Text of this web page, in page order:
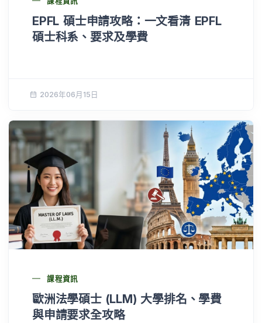
EPFL 碩士申請攻略：一文看清 EPFL
碩士科系、要求及學費
2026年06月15日
課程資訊
歐洲法學碩士 (LLM) 大學排名、學費
與申請要求全攻略